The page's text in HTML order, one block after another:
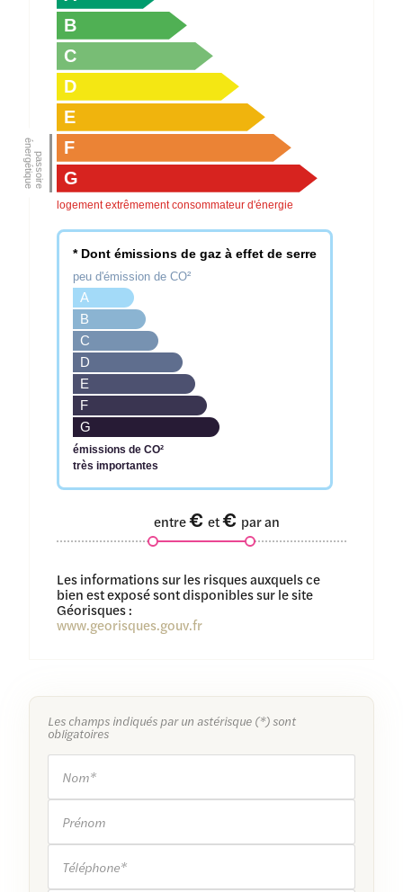
B
C
D
E
F
G
logement extrêmement consommateur d'énergie
* Dont émissions de gaz à effet de serre
peu d'émission de CO²
A
B
C
D
E
F
G
émissions de CO²
très importantes
entre€ et€ par an
www.georisques.gouv.fr
Les champs indiqués par un astérisque (*) sont
obligatoires
Nom*
Prénom
Téléphone*